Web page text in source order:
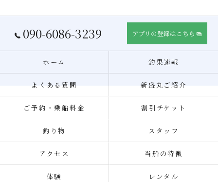
090-6086-3239 アプリの登録はこちら
ホーム 釣果速報
よくある質問 新盛丸ご紹介
ご予約・乗船料金 割引チケット
釣り物 スタッフ
アクセス 当船の特徴
体験 レンタル